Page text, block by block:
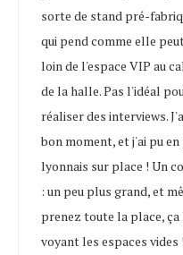
sorte de stand pré-
qui pend comme elle
loin de l'espace VIP au
de la halle. Pas l'idéal
réaliser des interviews.
bon moment, et j'ai pu
lyonnais sur place ! Un
: un peu plus grand, et
prenez toute la place, ça
voyant les espaces vides !